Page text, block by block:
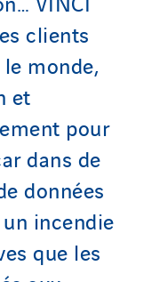
clients
monde,
et
pour
dans de
données
incendie
que les